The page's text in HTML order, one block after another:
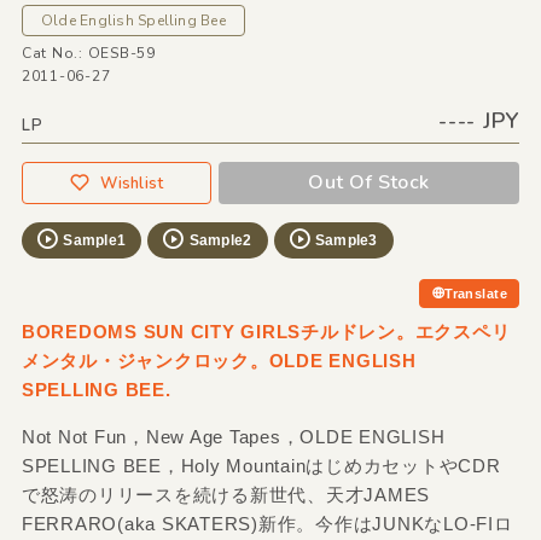
Olde English Spelling Bee
Cat No.: OESB-59
2011-06-27
LP ---- JPY
Wishlist Out Of Stock
Sample1 Sample2 Sample3
Translate
BOREDOMS SUN CITY GIRLSチルドレン。エクスペリ
メンタル・ジャンクロック。OLDE ENGLISH
SPELLING BEE.
Not Not Fun，New Age Tapes，OLDE ENGLISH
SPELLING BEE，Holy MountainはじめカセットやCDR
で怒涛のリリースを続ける新世代、天才JAMES
FERRARO(aka SKATERS)新作。今作はJUNKなLO-FIロ